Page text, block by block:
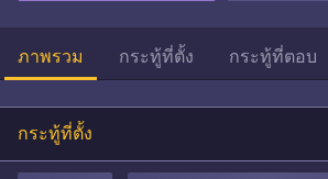
ภาพรวม กระทู้ที่ตั้ง กระทู้ที่ตอบ
กระทู้ที่ตั้ง